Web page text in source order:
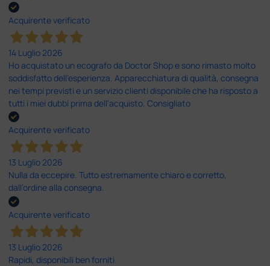
Acquirente verificato
14 Luglio 2026
Ho acquistato un ecografo da Doctor Shop e sono rimasto molto
soddisfatto dell'esperienza. Apparecchiatura di qualità, consegna
nei tempi previsti e un servizio clienti disponibile che ha risposto a
tutti i miei dubbi prima dell'acquisto. Consigliato
Acquirente verificato
13 Luglio 2026
Nulla da eccepire. Tutto estremamente chiaro e corretto,
dall’ordine alla consegna.
Acquirente verificato
13 Luglio 2026
Rapidi, disponibili ben forniti